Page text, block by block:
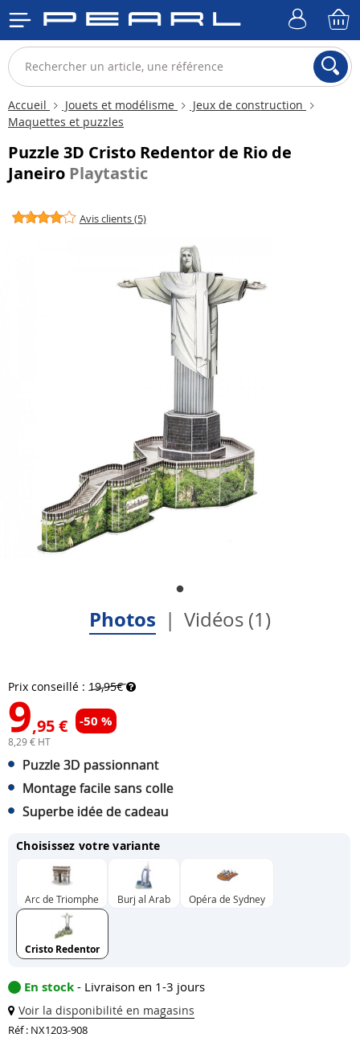
Accueil Jouets et modélisme
Jeux de construction
Maquettes et puzzles
Puzzle 3D Cristo Redentor de Rio de
Janeiro Playtastic
Avis clients (5)
Photos Vidéos (1)
Prix conseillé : 19,95€
9,95 € -50 %
8,29 € HT
Puzzle 3D passionnant
Montage facile sans colle
Superbe idée de cadeau
Choisissez votre variante
Arc de Triomphe Burj al Arab Opéra de Sydney
Cristo Redentor
En stock - Livraison en 1-3 jours
Voir la disponibilité en magasins
Réf : NX1203-908